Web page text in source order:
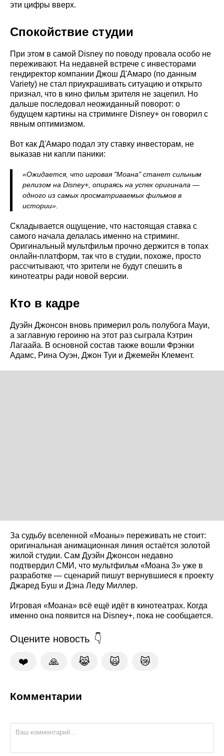
эти цифры вверх.
Спокойствие студии
При этом в самой Disney по поводу провала особо не
переживают. На недавней встрече с инвесторами
гендиректор компании Джош Д'Амаро (по данным
Variety) не стал приукрашивать ситуацию и открыто
признал, что в кино фильм зрителя не зацепил. Но
дальше последовал неожиданный поворот: о
будущем картины на стриминге Disney+ он говорил с
явным оптимизмом.
Вот как Д'Амаро подал эту ставку инвесторам, не
выказав ни капли паники:
«Ожидается, что игровая "Моана" станет сильным
релизом на Disney+, опираясь на успех оригинала —
одного из самых просматриваемых фильмов в
истории».
Складывается ощущение, что настоящая ставка с
самого начала делалась именно на стриминг.
Оригинальный мультфильм прочно держится в топах
онлайн-платформ, так что в студии, похоже, просто
рассчитывают, что зрители не будут спешить в
кинотеатры ради новой версии.
Кто в кадре
Дуэйн Джонсон вновь примерил роль полубога Мауи,
а заглавную героиню на этот раз сыграла Кэтрин
Лагаайа. В основной состав также вошли Фрэнки
Адамс, Рина Оуэн, Джон Туи и Джемейн Клемент.
За судьбу вселенной «Моаны» переживать не стоит:
оригинальная анимационная линия остаётся золотой
жилой студии. Сам Дуэйн Джонсон недавно
подтвердил СМИ, что мультфильм «Моана 3» уже в
разработке — сценарий пишут вернувшиеся к проекту
Джаред Буш и Дэна Леду Миллер.
Игровая «Моана» всё ещё идёт в кинотеатрах. Когда
именно она появится на Disney+, пока не сообщается.
Оцените новость
❤️ 🙏 😹 🙀 😿
Комментарии